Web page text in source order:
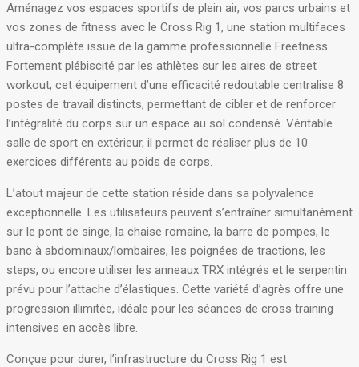
Aménagez vos espaces sportifs de plein air, vos parcs urbains et
vos zones de fitness avec le Cross Rig 1, une station multifaces
ultra-complète issue de la gamme professionnelle Freetness.
Fortement plébiscité par les athlètes sur les aires de street
workout, cet équipement d’une efficacité redoutable centralise 8
postes de travail distincts, permettant de cibler et de renforcer
l’intégralité du corps sur un espace au sol condensé. Véritable
salle de sport en extérieur, il permet de réaliser plus de 10
exercices différents au poids de corps.
L’atout majeur de cette station réside dans sa polyvalence
exceptionnelle. Les utilisateurs peuvent s’entraîner simultanément
sur le pont de singe, la chaise romaine, la barre de pompes, le
banc à abdominaux/lombaires, les poignées de tractions, les
steps, ou encore utiliser les anneaux TRX intégrés et le serpentin
prévu pour l’attache d’élastiques. Cette variété d’agrès offre une
progression illimitée, idéale pour les séances de cross training
intensives en accès libre.
Conçue pour durer, l’infrastructure du Cross Rig 1 est